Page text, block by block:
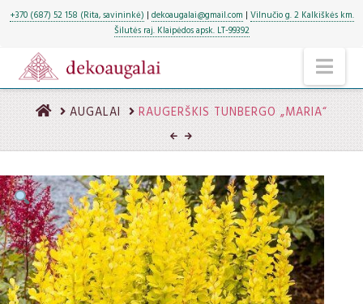
+370 (687) 52 158 (Rita, savininkė) | dekoaugalai@gmail.com | Vilnučio g. 2 Kalkiškės km.
Šilutės raj. Klaipėdos apsk. LT-99392
HOME
AUGALAI RAUGERŠKIS TUNBERGO „MARIA“